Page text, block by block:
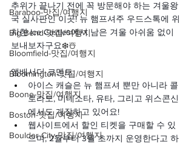
Baraboo-맛집/여행지
Big Bend-맛집/여행지
Bloomfield-맛집/여행지
Bloomington-맛집/여행지
Boone-맛집/여행지
Boston-맛집/여행지
Boulder City-맛집/여행지
추위가 끝나기 전에 꼭 방문해야 하는 겨울왕
국 실사판인 이곳! 뉴 햄프셔주 우드스톡에 위
치한 Ice Castles에서 남은 겨울 아쉬움 없이
보내보자구요❄️☃️
앰배서더 코멘트:
아이스 캐슬은 뉴 햄프셔 뿐만 아니라 콜
로라도, 미네소타, 유타, 그리고 위스콘신
에서도 개장하고 있어요!
웹사이트에서 할인 티켓을 구매할 수 있
으며, 2월부터 3월 초까지 운영한다고 하